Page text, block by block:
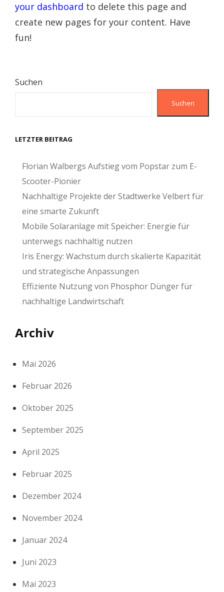
your dashboard to delete this page and
create new pages for your content. Have
fun!
Suchen
Suchen
LETZTER BEITRAG
Florian Walbergs Aufstieg vom Popstar zum E-
Scooter-Pionier
Nachhaltige Projekte der Stadtwerke Velbert für
eine smarte Zukunft
Mobile Solaranlage mit Speicher: Energie für
unterwegs nachhaltig nutzen
Iris Energy: Wachstum durch skalierte Kapazität
und strategische Anpassungen
Effiziente Nutzung von Phosphor Dünger für
nachhaltige Landwirtschaft
Archiv
Mai 2026
Februar 2026
Oktober 2025
September 2025
April 2025
Februar 2025
Dezember 2024
November 2024
Januar 2024
Juni 2023
Mai 2023